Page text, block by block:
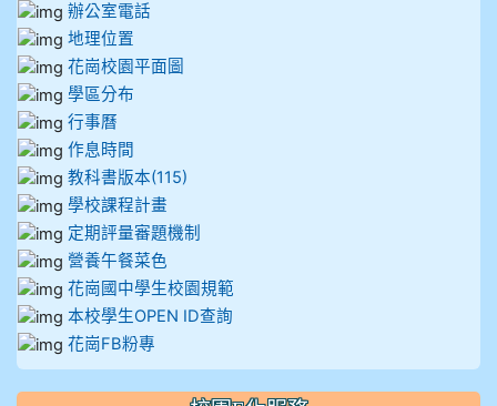
辦公室電話
地理位置
花崗校園平面圖
學區分布
行事曆
作息時間
教科書版本(115)
學校課程計畫
定期評量審題機制
營養午餐菜色
花崗國中學生校園規範
本校學生OPEN ID查詢
花崗FB粉專